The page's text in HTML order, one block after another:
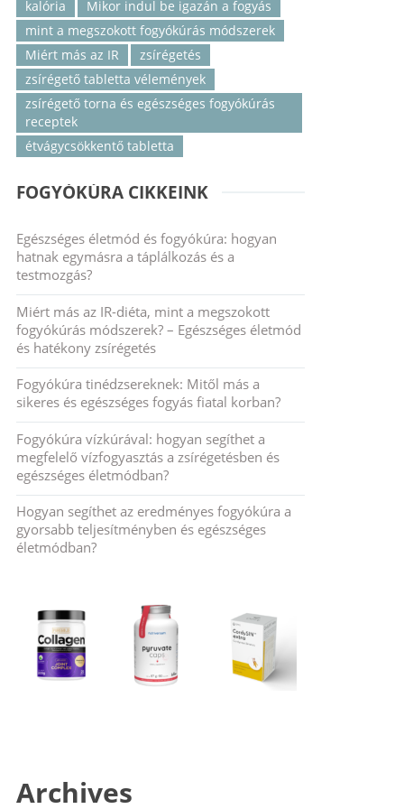
kalória
Mikor indul be igazán a fogyás
mint a megszokott fogyókúrás módszerek
Miért más az IR
zsírégetés
zsírégető tabletta vélemények
zsírégető torna és egészséges fogyókúrás
receptek
étvágycsökkentő tabletta
FOGYÓKÚRA CIKKEINK
Egészséges életmód és fogyókúra: hogyan
hatnak egymásra a táplálkozás és a
testmozgás?
Miért más az IR-diéta, mint a megszokott
fogyókúrás módszerek? – Egészséges életmód
és hatékony zsírégetés
Fogyókúra tinédzsereknek: Mitől más a
sikeres és egészséges fogyás fiatal korban?
Fogyókúra vízkúrával: hogyan segíthet a
megfelelő vízfogyasztás a zsírégetésben és
egészséges életmódban?
Hogyan segíthet az eredményes fogyókúra a
gyorsabb teljesítményben és egészséges
életmódban?
Archives